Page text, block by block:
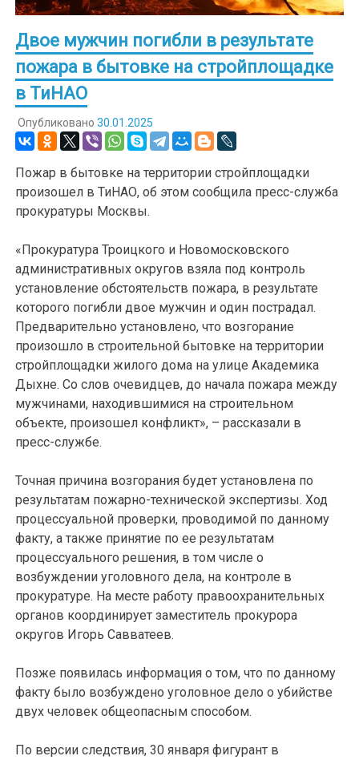
Двое мужчин погибли в результате
пожара в бытовке на стройплощадке
в ТиНАО
Опубликовано 30.01.2025
Пожар в бытовке на территории стройплощадки
произошел в ТиНАО, об этом сообщила пресс-служба
прокуратуры Москвы.
«Прокуратура Троицкого и Новомосковского
административных округов взяла под контроль
установление обстоятельств пожара, в результате
которого погибли двое мужчин и один пострадал.
Предварительно установлено, что возгорание
произошло в строительной бытовке на территории
стройплощадки жилого дома на улице Академика
Дыхне. Со слов очевидцев, до начала пожара между
мужчинами, находившимися на строительном
объекте, произошел конфликт», – рассказали в
пресс-службе.
Точная причина возгорания будет установлена по
результатам пожарно-технической экспертизы. Ход
процессуальной проверки, проводимой по данному
факту, а также принятие по ее результатам
процессуального решения, в том числе о
возбуждении уголовного дела, на контроле в
прокуратуре. На месте работу правоохранительных
органов координирует заместитель прокурора
округов Игорь Савватеев.
Позже появилась информация о том, что по данному
факту было возбуждено уголовное дело о убийстве
двух человек общеопасным способом.
По версии следствия, 30 января фигурант в